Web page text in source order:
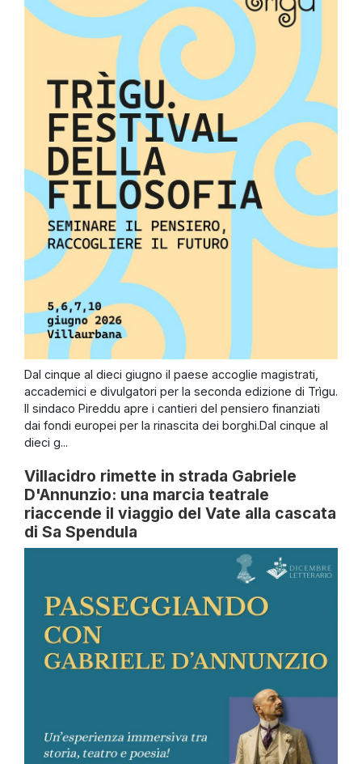
Dal cinque al dieci giugno il paese accoglie magistrati,
accademici e divulgatori per la seconda edizione di Trìgu.
Il sindaco Pireddu apre i cantieri del pensiero finanziati
dai fondi europei per la rinascita dei borghi.Dal cinque al
dieci g...
Villacidro rimette in strada Gabriele
D'Annunzio: una marcia teatrale
riaccende il viaggio del Vate alla cascata
di Sa Spendula